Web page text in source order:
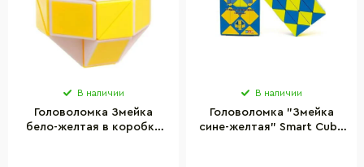
В наличии
Головоломка Змейка
бело-желтая в коробке
В наличии
Головоломка "Змейка
сине-желтая" Smart Cube